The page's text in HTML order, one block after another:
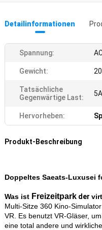
Detailinformationen
Spannung:
Gewicht:
Tatsächliche
Gegenwärtige Last:
5A
Hervorheben:
Produkt-Beschreibung
Doppeltes Saeats-Luxusei
Was ist Freizeitpark der
Multi-Sitze 360 Kino-
VR. Es benutzt VR-Gläser,
eine total andere und